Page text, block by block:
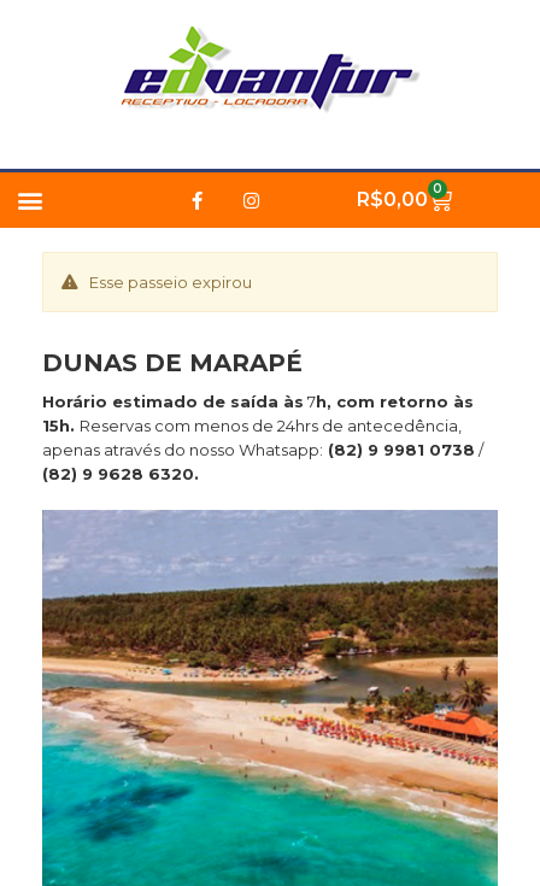
Menu F
a
c
o
k
f
I
n
s
g
a
R$0,00 0
Carrinho
Esse passeio expirou
DUNAS DE MARAPÉ
Horário estimado de saída às 7h, com retorno às
15h. Reservas com menos de 24hrs de antecedência,
apenas através do nosso Whatsapp: (82) 9 9981 0738 /
(82) 9 9628 6320.